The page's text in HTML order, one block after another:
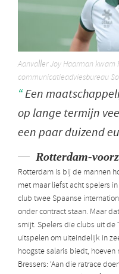
Aanvaller Joy Haarman
communicatieadviesbureau
Een
op lange termijn
een paar duizend
Rotterdam-
Rotterdam is bij de mannen
met maar liefst acht spelers
club twee Spaanse
onder contract staan. Maar
smijt. Spelers die clubs uit
uitspelen om uiteindelijk in
hoogste salaris biedt,
Bressers: ‘Aan die ratrace